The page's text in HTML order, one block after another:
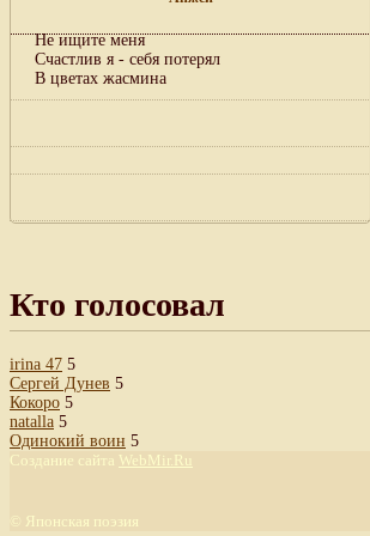
Не ищите меня
Счастлив я - себя потерял
В цветах жасмина
Кто голосовал
irina 47 5
Сергей Дунев 5
Кокоро 5
natalla 5
Одинокий воин 5
Создание сайта WebMir.Ru
Японская поэзия